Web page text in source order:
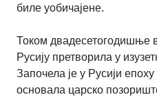
биле уобичајене.
Током двадесетогодишње
Русију претворила у
Започела је у Русији
основала царско